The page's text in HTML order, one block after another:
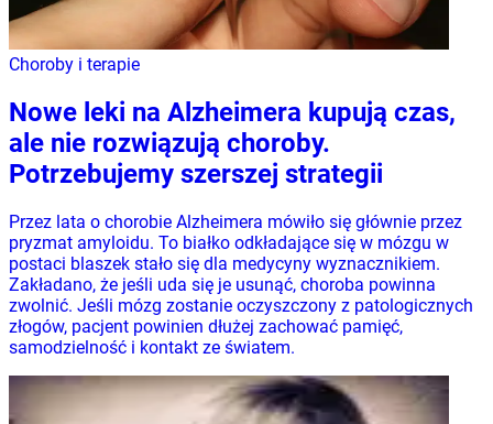
Choroby i terapie
Nowe leki na Alzheimera kupują czas,
ale nie rozwiązują choroby.
Potrzebujemy szerszej strategii
Przez lata o chorobie Alzheimera mówiło się głównie przez
pryzmat amyloidu. To białko odkładające się w mózgu w
postaci blaszek stało się dla medycyny wyznacznikiem.
Zakładano, że jeśli uda się je usunąć, choroba powinna
zwolnić. Jeśli mózg zostanie oczyszczony z patologicznych
złogów, pacjent powinien dłużej zachować pamięć,
samodzielność i kontakt ze światem.